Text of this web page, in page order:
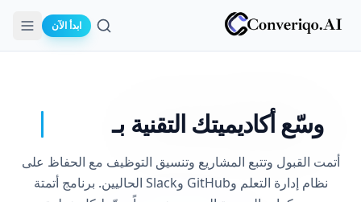
ابدأ الآن
وسّع أكاديميتك التقنية بـ
أتمت القبول وتتبع المشاريع وتنسيق التوظيف مع الحفاظ على
نظام إدارة التعلم وGitHub وSlack الحاليين. برنامج أتمتة